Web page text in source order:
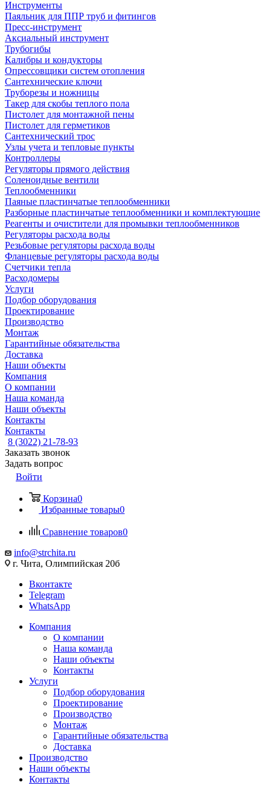
Инструменты
Паяльник для ППР труб и фитингов
Пресс-инструмент
Аксиальный инструмент
Трубогибы
Калибры и кондукторы
Опрессовщики систем отопления
Сантехнические ключи
Труборезы и ножницы
Такер для скобы теплого пола
Пистолет для монтажной пены
Пистолет для герметиков
Сантехнический трос
Узлы учета и тепловые пункты
Контроллеры
Регуляторы прямого действия
Соленоидные вентили
Теплообменники
Паяные пластинчатые теплообменники
Разборные пластинчатые теплообменники и комплектующие
Реагенты и очистители для промывки теплообменников
Регуляторы расхода воды
Резьбовые регуляторы расхода воды
Фланцевые регуляторы расхода воды
Счетчики тепла
Расходомеры
Услуги
Подбор оборудования
Проектирование
Производство
Монтаж
Гарантийные обязательства
Доставка
Наши объекты
Компания
О компании
Наша команда
Наши объекты
Контакты
Контакты
8 (3022) 21-78-93
Заказать звонок
Задать вопрос
Войти
Корзина0
Избранные товары0
Сравнение товаров0
info@strchita.ru
г. Чита, Олимпийская 20б
Вконтакте
Telegram
WhatsApp
Компания
О компании
Наша команда
Наши объекты
Контакты
Услуги
Подбор оборудования
Проектирование
Производство
Монтаж
Гарантийные обязательства
Доставка
Производство
Наши объекты
Контакты